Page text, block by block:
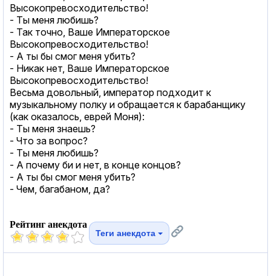
Высокопревосходительство!
- Ты меня любишь?
- Так точно, Ваше Императорское
Высокопревосходительство!
- А ты бы смог меня убить?
- Никак нет, Ваше Императорское
Высокопревосходительство!
Весьма довольный, император подходит к
музыкальному полку и обращается к барабанщику
(как оказалось, еврей Моня):
- Ты меня знаешь?
- Что за вопрос?
- Ты меня любишь?
- А почему би и нет, в конце концов?
- А ты бы смог меня убить?
- Чем, багабаном, да?
Рейтинг анекдота
Теги анекдота